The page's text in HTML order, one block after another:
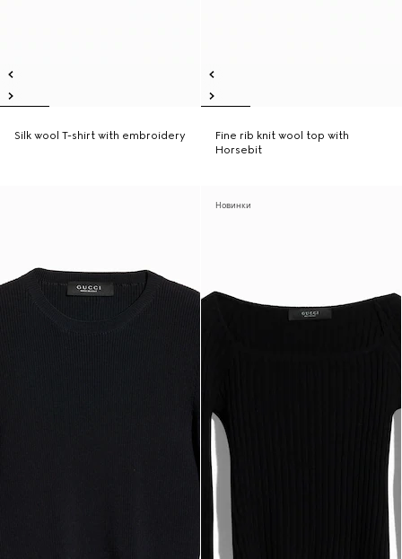
Silk wool T-shirt with embroidery
Fine rib knit wool top with
Horsebit
Новинки